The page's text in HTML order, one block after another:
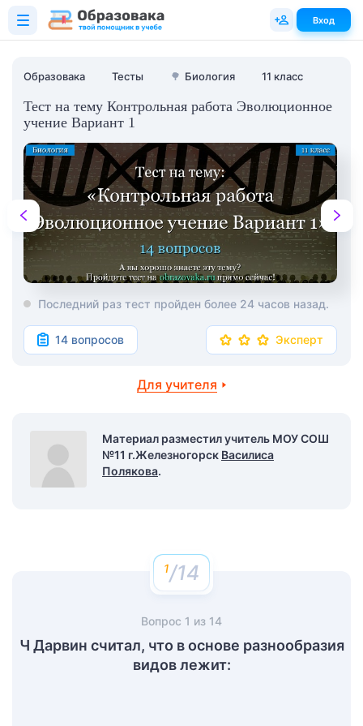
Образовака Тесты 🌳 Биология 11 класс
Тест на тему Контрольная работа Эволюционное
учение Вариант 1
Последний раз тест пройден более 24 часов назад.
14 вопросов Эксперт
Для учителя
Материал разместил учитель МОУ СОШ
№11 г.Железногорск Василиса
Полякова.
/14
Вопрос 1 из 14
Ч Дарвин считал, что в основе разнообразия
видов лежит:
Вход